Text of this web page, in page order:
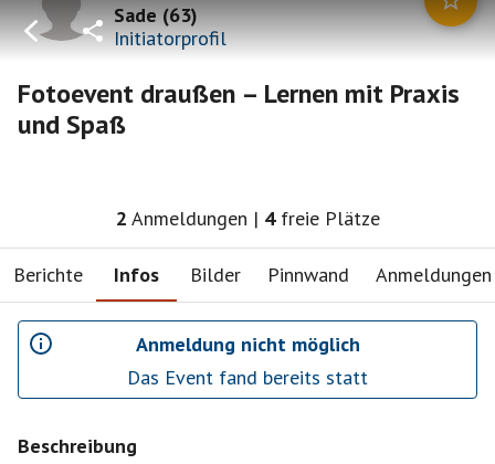
Sade(63)
Initiatorprofil
Fotoevent draußen – Lernen mit Praxis
und Spaß
2 Anmeldungen | 4 freie Plätze
Berichte Infos Bilder Pinnwand Anmeldungen
Anmeldung nicht möglich
Das Event fand bereits statt
Beschreibung